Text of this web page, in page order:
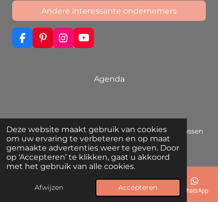
Deze website maakt gebruik van cookies
om uw ervaring te verbeteren en op maat
gemaakte advertenties weer te geven. Door
op ‘Accepteren’ te klikken, gaat u akkoord
met het gebruik van alle cookies.
Afwijzen Accepteren
Andere interessante ondernemers
F
a
P
i
I
n
Y
o
Agenda
© 2019 - 2026 Ómorfo Dóro | Unieke sieraden die passen
bij jouw eigen stijl
Powered byJouwWeb
E-mailadres Telefoonnummer Kaart Instagram WhatsApp